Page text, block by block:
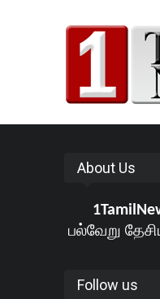
About Us
பல்வேறு
Follow us